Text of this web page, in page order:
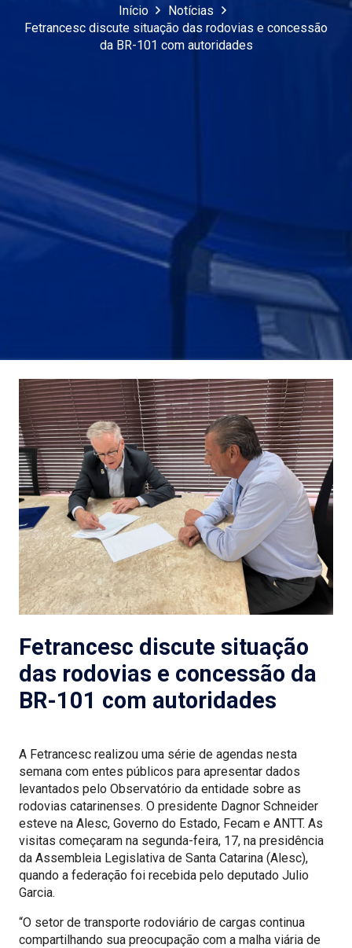
Início
Notícias
Fetrancesc discute situação das rodovias e concessão
da BR-101 com autoridades
Fetrancesc discute situação
das rodovias e concessão da
BR-101 com autoridades
A Fetrancesc realizou uma série de agendas nesta
semana com entes públicos para apresentar dados
levantados pelo Observatório da entidade sobre as
rodovias catarinenses. O presidente Dagnor Schneider
esteve na Alesc, Governo do Estado, Fecam e ANTT. As
visitas começaram na segunda-feira, 17, na presidência
da Assembleia Legislativa de Santa Catarina (Alesc),
quando a federação foi recebida pelo deputado Julio
Garcia.
“O setor de transporte rodoviário de cargas continua
compartilhando sua preocupação com a malha viária de